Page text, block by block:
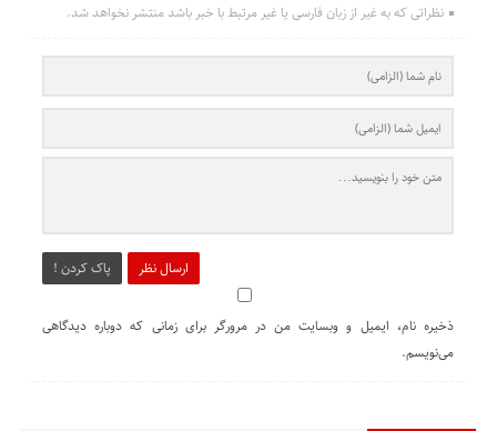
نظراتی که به غیر از زبان فارسی یا غیر مرتبط با خبر باشد منتشر نخواهد شد.
ارسال نظر پاک کردن !
ذخیره نام، ایمیل و وبسایت من در مرورگر برای زمانی که دوباره دیدگاهی
می‌نویسم.